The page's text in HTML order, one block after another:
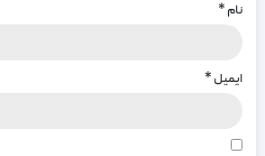
نام*
ایمیل*